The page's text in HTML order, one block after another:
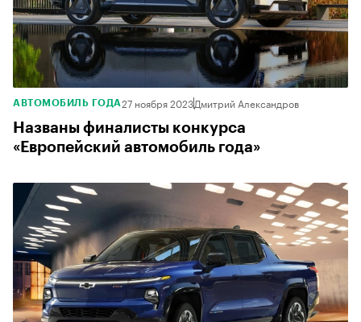
АВТОМОБИЛЬ ГОДА27 ноября 2023Дмитрий Александров
Названы финалисты конкурса
«Европейский автомобиль года»